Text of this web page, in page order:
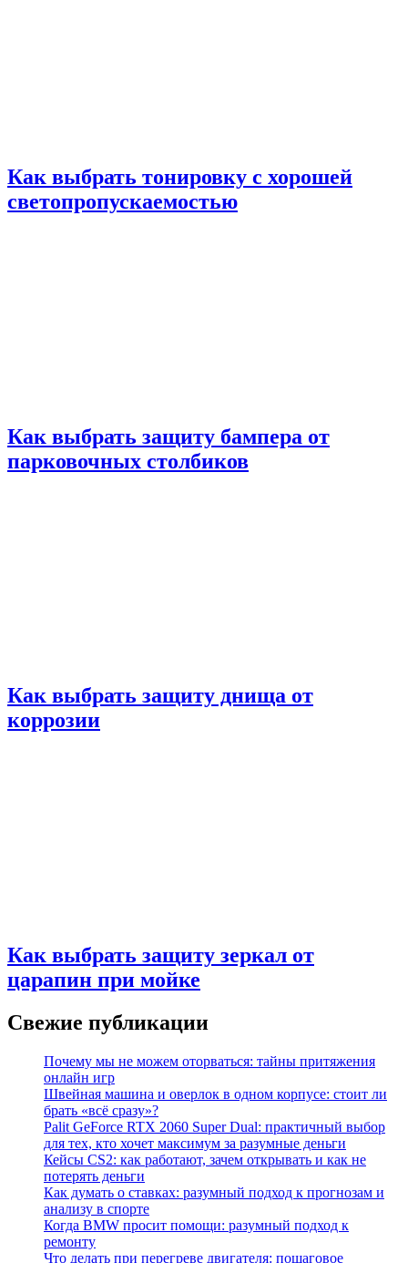
Как выбрать тонировку с хорошей
светопропускаемостью
Как выбрать защиту бампера от
парковочных столбиков
Как выбрать защиту днища от
коррозии
Как выбрать защиту зеркал от
царапин при мойке
Свежие публикации
Почему мы не можем оторваться: тайны притяжения
онлайн игр
Швейная машина и оверлок в одном корпусе: стоит ли
брать «всё сразу»?
Palit GeForce RTX 2060 Super Dual: практичный выбор
для тех, кто хочет максимум за разумные деньги
Кейсы CS2: как работают, зачем открывать и как не
потерять деньги
Как думать о ставках: разумный подход к прогнозам и
анализу в спорте
Когда BMW просит помощи: разумный подход к
ремонту
Что делать при перегреве двигателя: пошаговое